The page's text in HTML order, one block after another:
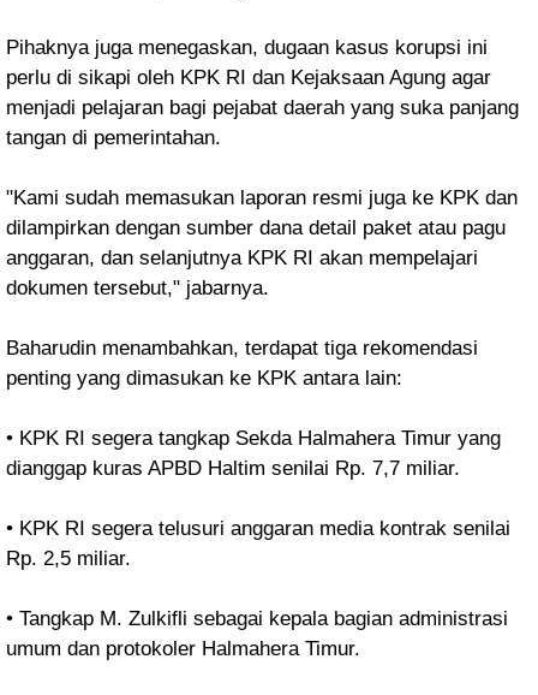
Pihaknya juga menegaskan, dugaan kasus korupsi ini
perlu di sikapi oleh KPK RI dan Kejaksaan Agung agar
menjadi pelajaran bagi pejabat daerah yang suka panjang
tangan di pemerintahan.
"Kami sudah memasukan laporan resmi juga ke KPK dan
dilampirkan dengan sumber dana detail paket atau pagu
anggaran, dan selanjutnya KPK RI akan mempelajari
dokumen tersebut," jabarnya.
Baharudin menambahkan, terdapat tiga rekomendasi
penting yang dimasukan ke KPK antara lain:
• KPK RI segera tangkap Sekda Halmahera Timur yang
dianggap kuras APBD Haltim senilai Rp. 7,7 miliar.
• KPK RI segera telusuri anggaran media kontrak senilai
Rp. 2,5 miliar.
• Tangkap M. Zulkifli sebagai kepala bagian administrasi
umum dan protokoler Halmahera Timur.